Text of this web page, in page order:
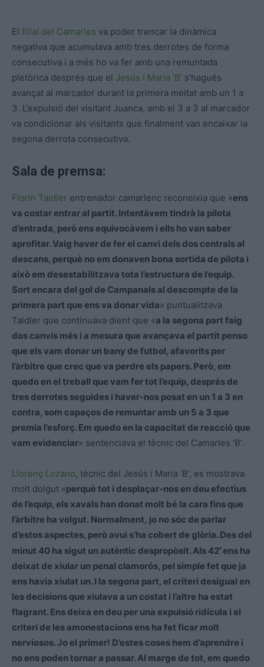
El filial del Camarles va poder trencar la dinàmica
negativa que acumulava amb tres derrotes de forma
consecutiva i a més ho va fer amb una remuntada
pletòrica després que el Jesús i Maria ‘B’ s’hagués
avançat al marcador durant la primera meitat amb un 1 a
3. L’expulsió del visitant Juanca, amb el 3 a 3 al marcador
va condicionar als visitants que finalment van encaixar la
segona derrota consecutiva.
Sala de premsa:
Florin Taidler entrenador camarlenc reconeixia que «ens
va costar entrar al partit. Intentàvem tindrà la pilota
d’entrada, però ens equivocàvem i ells ho van saber
aprofitar. Vaig haver de fer el canvi dels dos centrals al
descans, perquè no em donaven bona sortida de pilota i
això em desestabilitzava tota l’estructura de l’equip.
Sort encara del gol de Campanals al descompte de la
primera part que ens va donar vida» puntualitzava
Taidler que continuava dient que «a la segona part faig
dos canvis més i a mesura que avançava el partit penso
que els vam donar un bany de futbol, afavorits per
l’àrbitre que crec que va perdre els papers. Però, em
quedo en el treball que vam fer tot l’equip, després de
tres derrotes seguides i haver-nos posat en un 1 a 3 en
contra, som capaços de remuntar amb un 5 a 3 que
premia l’esforç. Em quedo en la capacitat de reacció que
vam evidenciar» sentenciava el tècnic del Camarles ‘B’.
Llorenç Lozano, tècnic del Jesús i Maria ‘B’, es mostrava
molt dolgut «perquè tot i desplaçar-nos en deu efectius
de l’equip, els xavals han donat molt bé la cara fins que
l’àrbitre ha volgut. Normalment, jo no sóc de parlar
d’estos aspectes, però avui s’ha cobert de glòria. Des del
minut 40 ha sigut un autèntic despropòsit. Als 42‘ ens ha
deixat de xiular un penal clamorós, pel simple fet que ja
ens havia xiulat un. I la segona part, el criteri desigual en
les decisions que xiulava a un costat i l’altre ha estat
flagrant. Ens deixa en deu per una expulsió ridícula i el
criteri de les amonestacions ens ha fet ficar molt
nerviosos. Jo el primer! D’estes coses hem d’aprendre i
no ens poden tornar a passar. Al marge de tot, em quedo